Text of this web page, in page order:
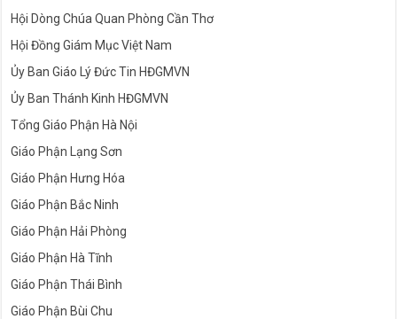
Hội Dòng Chúa Quan Phòng Cần Thơ
Hội Đồng Giám Mục Việt Nam
Ủy Ban Giáo Lý Đức Tin HĐGMVN
Ủy Ban Thánh Kinh HĐGMVN
Tổng Giáo Phận Hà Nội
Giáo Phận Lạng Sơn
Giáo Phận Hưng Hóa
Giáo Phận Bắc Ninh
Giáo Phận Hải Phòng
Giáo Phận Hà Tĩnh
Giáo Phận Thái Bình
Giáo Phận Bùi Chu